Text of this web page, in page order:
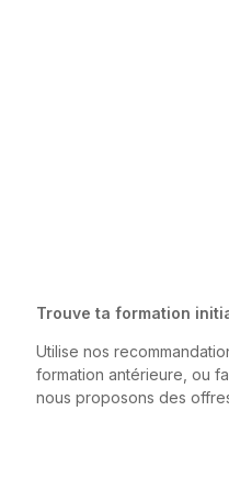
Trouve ta formation
Utilise nos
formation antérieure, ou
nous proposons des